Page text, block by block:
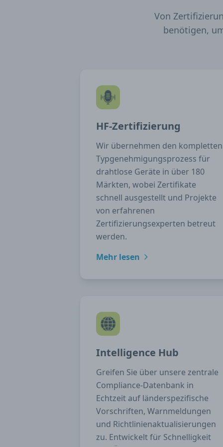
Von
benötigen,
HF-Zertifizierung
Wir übernehmen den kompletten
Typgenehmigungsprozess für
drahtlose Geräte in über 180
Märkten, wobei Zertifikate
schnell ausgestellt und Projekte
von erfahrenen
Zertifizierungsexperten betreut
werden.
Mehr lesen
Intelligence Hub
Greifen Sie über unsere zentrale
Compliance-Datenbank in
Echtzeit auf länderspezifische
Vorschriften, Warnmeldungen
und Richtlinienaktualisierungen
zu. Entwickelt für Schnelligkeit